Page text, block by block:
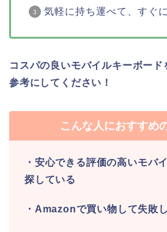
気軽に持ち運べて、すぐ
コスパの良いモバイルキーボー
参考にしてください！
こんな人におすすめ
・安心できる評価の高いモバ
探している
・Amazonで買い物して失敗